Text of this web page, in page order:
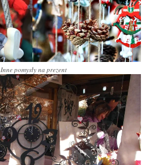
Inne pomysły na prezent